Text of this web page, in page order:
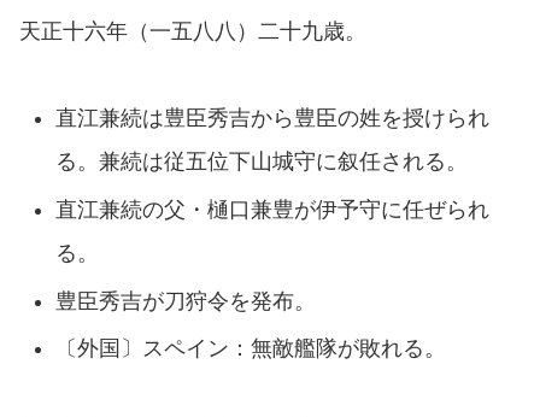
天正十六年（一五八八）二十九歳。
直江兼続は豊臣秀吉から豊臣の姓を授けられ
る。兼続は従五位下山城守に叙任される。
直江兼続の父・樋口兼豊が伊予守に任ぜられ
る。
豊臣秀吉が刀狩令を発布。
〔外国〕スペイン：無敵艦隊が敗れる。